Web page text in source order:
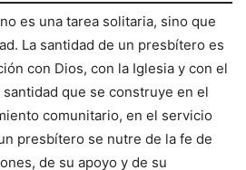
es una tarea solitaria, sino que
La santidad de un presbítero es
con Dios, con la Iglesia y con el
que se construye en el
comunitario, en el servicio
presbítero se nutre de la fe de
de su apoyo y de su